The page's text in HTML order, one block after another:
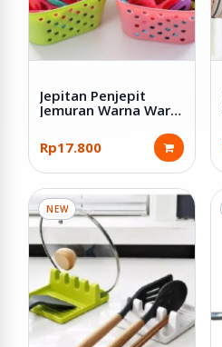
Jepitan Penjepit
Jemuran Warna Warni
Keranjang
Rp17.800
NEW